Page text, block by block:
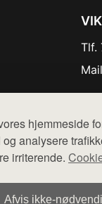
hjemmeside
analysere
irriterende.
Afvis
Tlf.
ikke varer